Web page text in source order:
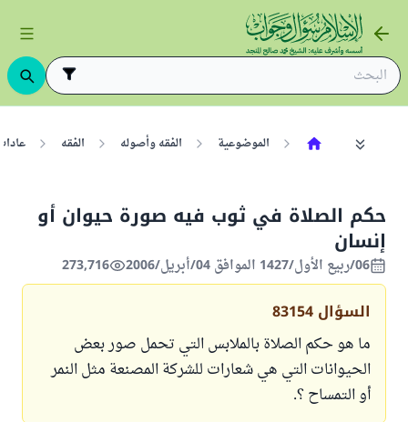
الموضوعية الفقه وأصوله الفقه
حكم الصلاة في ثوب فيه صورة حيوان أو
إنسان
06/ربيع الأول/1427 الموافق 04/أبريل/2006 273,716
السؤال 83154
ما هو حكم الصلاة بالملابس التي تحمل صور بعض
الحيوانات التي هي شعارات للشركة المصنعة مثل النمر
أو التمساح ؟.